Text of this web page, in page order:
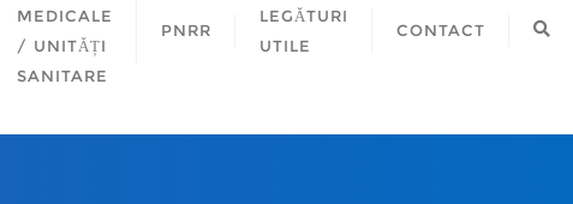
MEDICALE
/ UNITĂȚI
SANITARE
PNRR
LEGĂTURI
UTILE
CONTACT